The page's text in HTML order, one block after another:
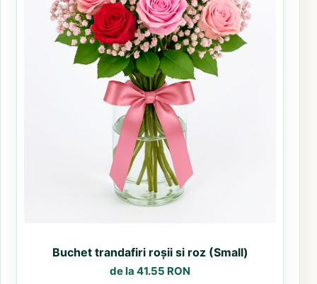
Buchet trandafiri roșii si roz (Small)
de la 41.55 RON